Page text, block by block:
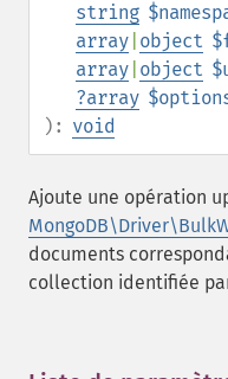
string
array object
array object
?array
): void
Ajoute une opération
documents
collection identifiée